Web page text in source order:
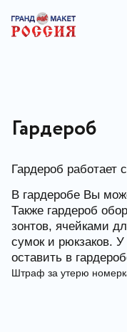
Гардероб
Гардероб работает
В гардеробе Вы
Также гардероб
зонтов, ячейками
сумок и рюкзаков.
оставить в
Штраф за утерю